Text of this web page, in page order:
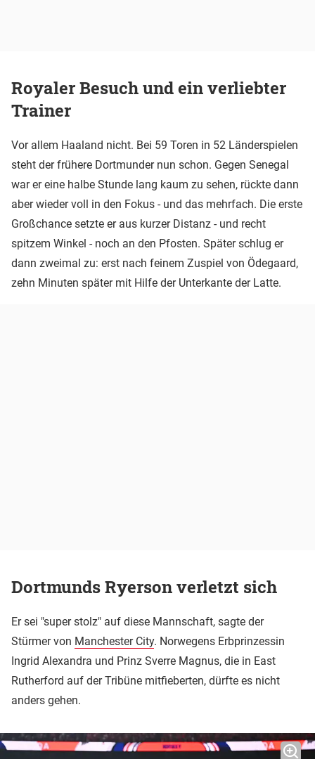
Royaler Besuch und ein verliebter
Trainer
Vor allem Haaland nicht. Bei 59 Toren in 52 Länderspielen
steht der frühere Dortmunder nun schon. Gegen Senegal
war er eine halbe Stunde lang kaum zu sehen, rückte dann
aber wieder voll in den Fokus - und das mehrfach. Die erste
Großchance setzte er aus kurzer Distanz - und recht
spitzem Winkel - noch an den Pfosten. Später schlug er
dann zweimal zu: erst nach feinem Zuspiel von Ödegaard,
zehn Minuten später mit Hilfe der Unterkante der Latte.
Dortmunds Ryerson verletzt sich
Er sei "super stolz" auf diese Mannschaft, sagte der
Stürmer von Manchester City. Norwegens Erbprinzessin
Ingrid Alexandra und Prinz Sverre Magnus, die in East
Rutherford auf der Tribüne mitfieberten, dürfte es nicht
anders gehen.